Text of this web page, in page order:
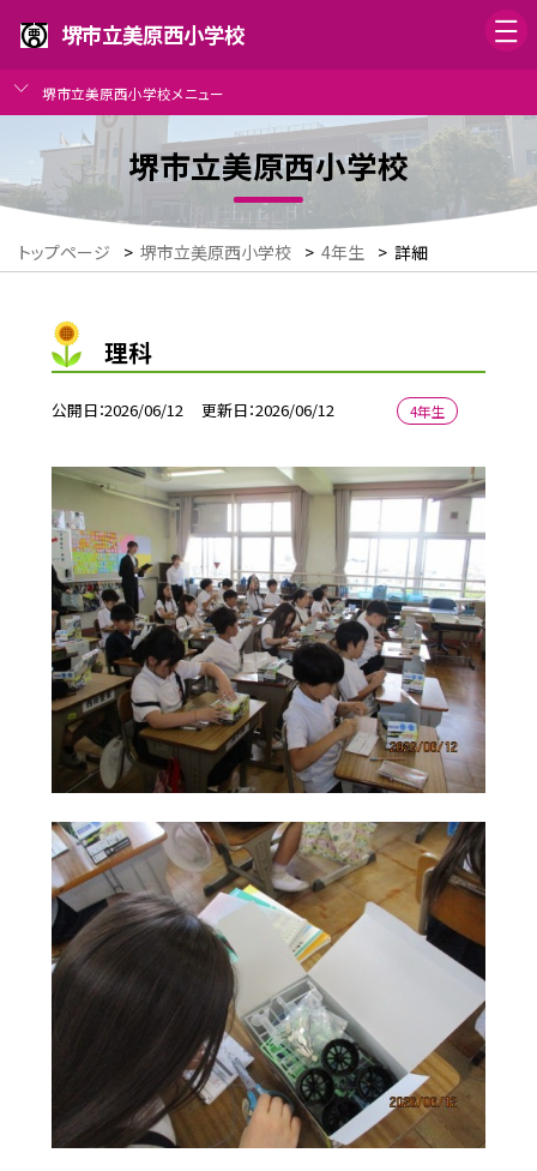
堺市立美原西小学校
堺市立美原西小学校メニュー
堺市立美原西小学校
トップページ > 堺市立美原西小学校 > 4年生 > 詳細
理科
公開日 2026/06/12 更新日 2026/06/12 4年生